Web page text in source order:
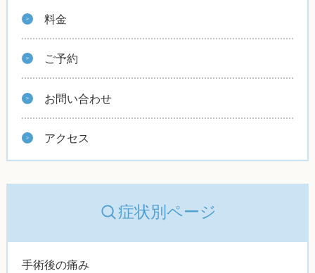
料金
ご予約
お問い合わせ
アクセス
症状別ページ
手術後の痛み